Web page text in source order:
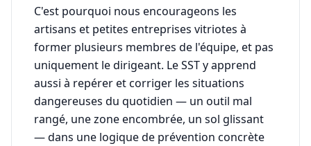
C'est pourquoi nous encourageons les
artisans et petites entreprises vitriotes à
former plusieurs membres de l'équipe, et pas
uniquement le dirigeant. Le SST y apprend
aussi à repérer et corriger les situations
dangereuses du quotidien — un outil mal
rangé, une zone encombrée, un sol glissant
— dans une logique de prévention concrète